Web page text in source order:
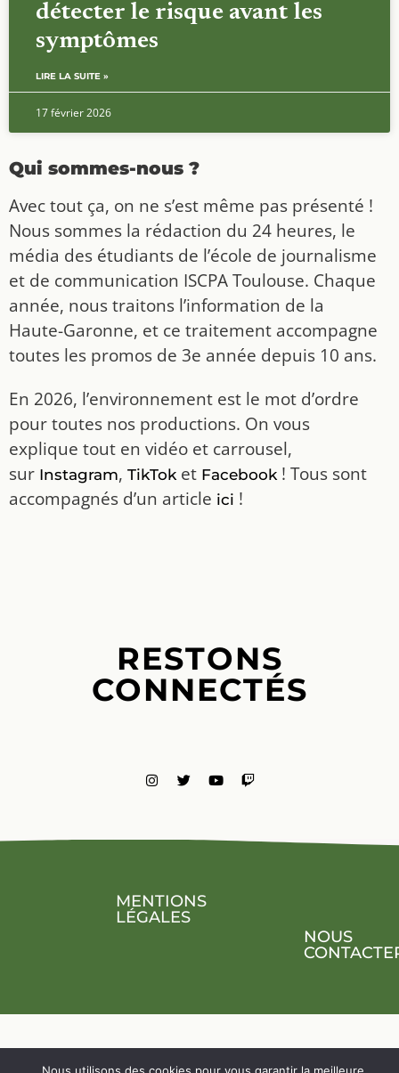
détecter le risque avant les
symptômes
LIRE LA SUITE »
17 février 2026
Qui sommes-nous ?
Avec tout ça, on ne s’est même pas présenté !
Nous sommes la rédaction du 24 heures, le
média des étudiants de l’école de journalisme
et de communication ISCPA Toulouse. Chaque
année, nous traitons l’information de la
Haute-Garonne, et ce traitement accompagne
toutes les promos de 3e année depuis 10 ans.
En 2026, l’environnement est le mot d’ordre
pour toutes nos productions. On vous
explique tout en vidéo et carrousel,
sur Instagram, TikToket Facebook! Tous sont
accompagnés d’un article ici !
RESTONS
CONNECTÉS
MENTIONS
LÉGALES
NOUS